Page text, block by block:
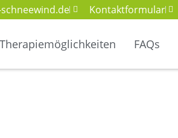
Kontaktformular
FAQs